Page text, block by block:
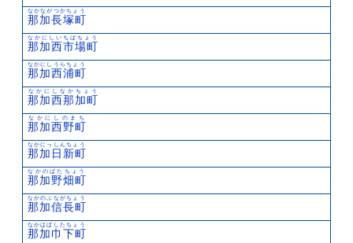
那加長塚町
なかながつかちょう
那加西市場町
なかにしいちばちょう
那加西浦町
なかにしうらちょう
那加西那加町
なかにしなかちょう
那加西野町
なかにしのまち
那加日新町
なかにっしんちょう
那加野畑町
なかのばたちょう
那加信長町
なかのぶながちょう
那加巾下町
なかはばしたちょう